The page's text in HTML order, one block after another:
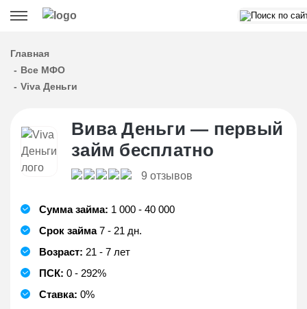
Главная
Все МФО
Viva Деньги
Вива Деньги — первый
займ бесплатно
9 отзывов
Сумма займа: 1 000 - 40 000
Срок займа7 - 21 дн.
Возраст: 21 - 7 лет
ПСК: 0 - 292%
Ставка: 0%